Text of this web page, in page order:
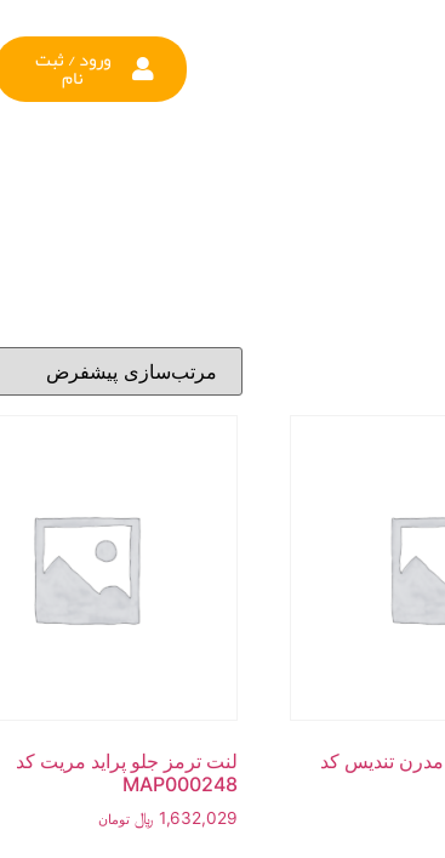
ورود / ثبت
نام
مدرن تندیس کد
لنت ترمز جلو پراید مریت کد
MAP000248
1,632,029 ﷼ تومان